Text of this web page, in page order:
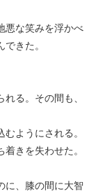
悪な笑みを浮かべ
きた。
る。その間も、
ようにされる。
きを失わせた。
に、膝の間に大智